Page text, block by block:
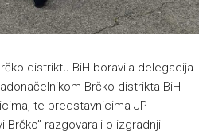
distriktu BiH boravila delegacija
Brčko distrikta BiH
te predstavnicima JP
Brčko” razgovarali o izgradnji